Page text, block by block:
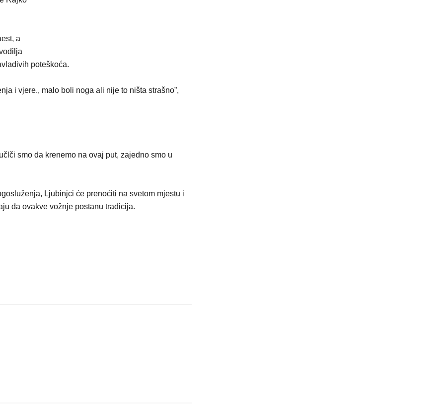
a
poteškoća.
i vjere., malo boli noga ali nije to ništa strašno”,
smo da krenemo na ovaj put, zajedno smo u
Ljubinjci će prenoćiti na svetom mjestu i
da ovakve vožnje postanu tradicija.